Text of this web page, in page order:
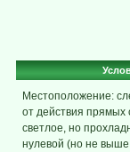
Местоположение:
от действия прямых
светлое, но
нулевой (но не выше